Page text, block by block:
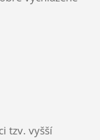
tzv. vyšší